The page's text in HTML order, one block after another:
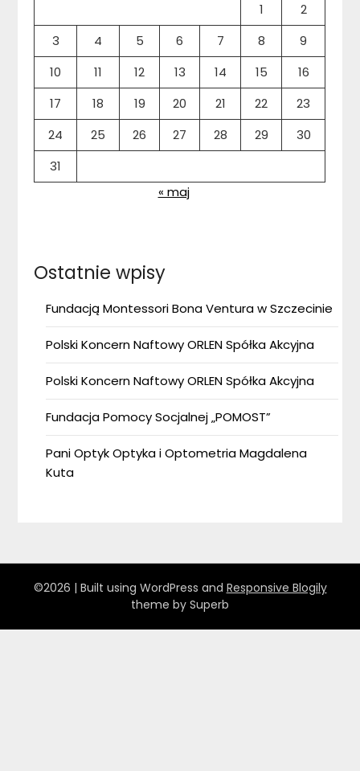
1
2
3
4 5 6 7 8
9
10
11 12 13 14 15
16
17
18 19 20 21 22
23
24
25 26 27 28 29
30
31
« maj
Ostatnie wpisy
Fundacją Montessori Bona Ventura w Szczecinie
Polski Koncern Naftowy ORLEN Spółka Akcyjna
Polski Koncern Naftowy ORLEN Spółka Akcyjna
Fundacja Pomocy Socjalnej „POMOST”
Pani Optyk Optyka i Optometria Magdalena
Kuta
©2026 | Built using WordPress and Responsive Blogily
theme by Superb